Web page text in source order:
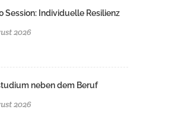
Session: Individuelle Resilienz
2026
neben dem Beruf
2026